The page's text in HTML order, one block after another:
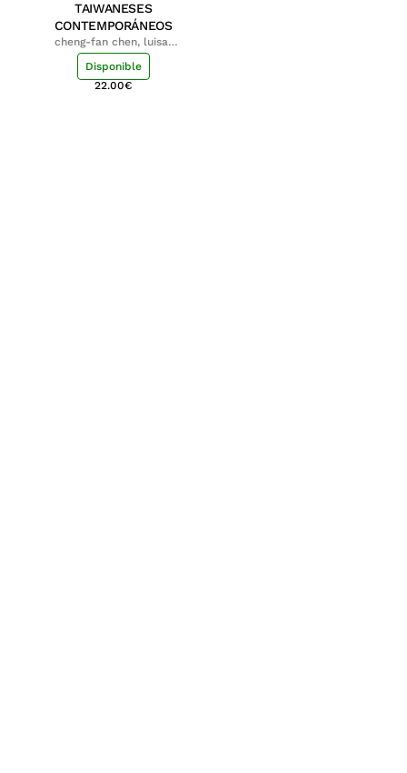
TAIWANESES
CONTEMPORÁNEOS
cheng-fan chen, luisa;
shu-ying chang, luisa
Disponible
22.00€